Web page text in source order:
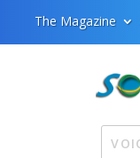
The Magazine